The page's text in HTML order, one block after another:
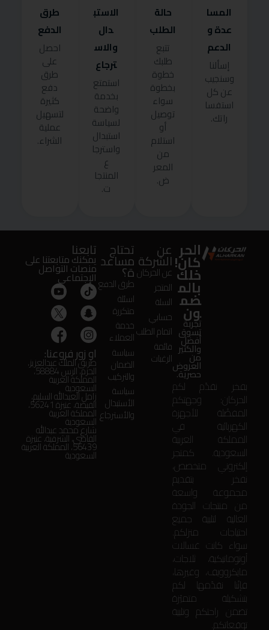
المسا
عدة و
الدعم
إسألنا
وسنجيب
عن كل
استفسا
راتك.
حالة
الطلب
تتبع
طلبك
خطوة
بخطوة
سواء
توصيل
أو
استلام
من
المعر
ض.
الاستب
دال
والاس
ترجاع
استمتع
بخدمة
واضحة
لسياسة
استبدال
واسترجا
ع
المنتجا
ت.
طرق
الدفع
احصل
على
طرق
دفع
كثيرة
لتسهيل
عملية
الشراء.
الحر
كان!
خلك
بالم
ضم
ون
تجربة
تسوق
أفضل
والكثير
من
العروض
حصرية.
بفخر نقدّم لكم
الحركان: وجهتكم
المفضّلة للأجهزة
الكهربائية في
المملكة العربية
السعودية. كمتجر
إلكتروني متخصص،
نفخر بتقديم
مجموعة واسعة
من منتجات الجودة
العالية لتلبية جميع
احتياجات منزلكم.
سواء كانت غسالات
أوتوماتيكية، ثلاجات،
مايكروويف، وغيرها،
فإنّنا نقدّمها لكم
بتشكيلة متميّزة
تضمن راحتكم وتلبية
توقعاتكم.
عن
الشركة
عن الحركان
المتجر
السلة
حسابي
اتمام الطلب
قائمة
الرغبات
تحتاج
مساعد
ة؟
طرق الدفع
اسئلة
متكررة
خدمة
العملاء
سياسة
الضمان
والتركيب
سياسة
الأستبدال
والأسترجاع
تابعنا
يمكنك متابعتنا على
منصات التواصل
الإجتماعى
او زور فروعنا:
طريق الملك عبدالعزيز،
الحزم، الرس 58884،
المملكة العربية
السعودية
زامل العبدالله السليم،
الفيضة، عنيزة 56241،
المملكة العربية
السعودية
شارع محمد عبدالله
القاضي، الشرقية، عنيزة
56439، المملكة العربية
السعودية